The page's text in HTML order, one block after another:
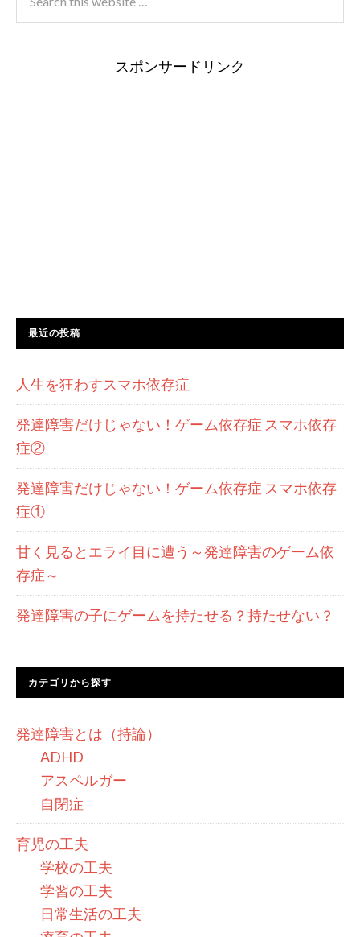
スポンサードリンク
最近の投稿
人生を狂わすスマホ依存症
発達障害だけじゃない！ゲーム依存症 スマホ依存
症②
発達障害だけじゃない！ゲーム依存症 スマホ依存
症①
甘く見るとエライ目に遭う～発達障害のゲーム依
存症～
発達障害の子にゲームを持たせる？持たせない？
カテゴリから探す
発達障害とは（持論）
ADHD
アスペルガー
自閉症
育児の工夫
学校の工夫
学習の工夫
日常生活の工夫